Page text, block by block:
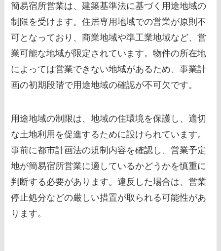
簡易宿所営業は、建築基準法に基づく用途地域の
制限を受けます。住居専用地域での営業が原則不
可となっており、商業地域や準工業地域など、営
業可能な地域が限定されています。物件の所在地
によっては営業できない地域があるため、事業計
画の初期段階で用途地域の確認が不可欠です。
用途地域の制限は、地域の住環境を保護し、適切
な土地利用を促進するために設けられています。
事前に都市計画法の規制内容を確認し、営業予定
地が簡易宿所営業に適しているかどうかを慎重に
判断する必要があります。違反した場合は、営業
停止処分などの厳しい措置が取られる可能性があ
ります。